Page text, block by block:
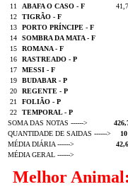
11
ABAFA O CASO - F
12
TIGRÃO - F
13
PORTO PRÍNCIPE - F
14
SOMBRA DA MATA - F
15
ROMANA - F
16
RASTREADO - P
17
MESSI - F
19
BUDABAR - P
20
REGENTE - P
21
FOLIÃO - P
22
TEMPORAL - P
SOMA DAS NOTAS ------>
QUANTIDADE DE SAIDAS ------>
10
MÉDIA DIÁRIA ------>
MÉDIA GERAL ------>
Melhor